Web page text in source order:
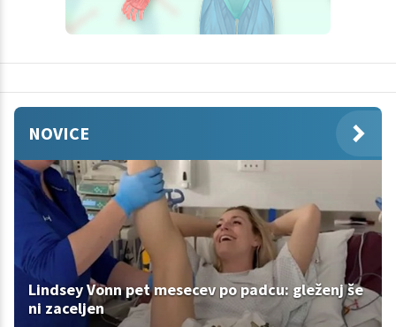
NOVICE
Lindsey Vonn pet mesecev po padcu: gleženj še
ni zaceljen